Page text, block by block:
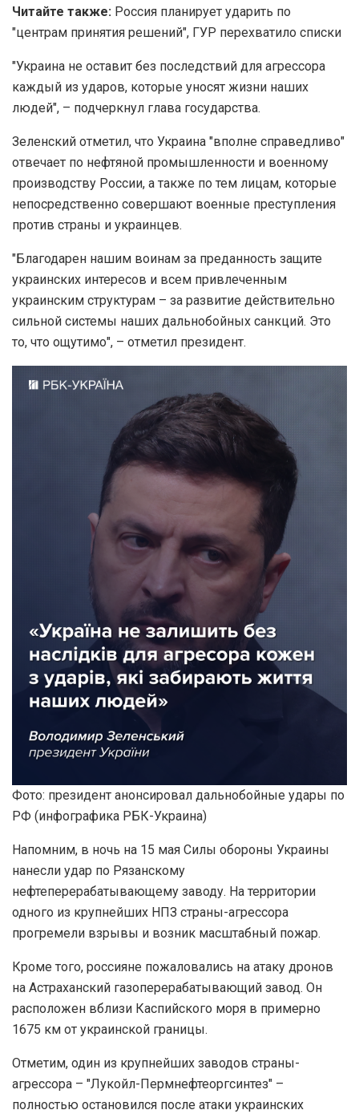
Читайте также: Россия планирует ударить по
"центрам принятия решений", ГУР перехватило списки
"Украина не оставит без последствий для агрессора
каждый из ударов, которые уносят жизни наших
людей", – подчеркнул глава государства.
Зеленский отметил, что Украина "вполне справедливо"
отвечает по нефтяной промышленности и военному
производству России, а также по тем лицам, которые
непосредственно совершают военные преступления
против страны и украинцев.
"Благодарен нашим воинам за преданность защите
украинских интересов и всем привлеченным
украинским структурам – за развитие действительно
сильной системы наших дальнобойных санкций. Это
то, что ощутимо", – отметил президент.
Фото: президент анонсировал дальнобойные удары по
РФ (инфографика РБК-Украина)
Напомним, в ночь на 15 мая Силы обороны Украины
нанесли удар по Рязанскому
нефтеперерабатывающему заводу. На территории
одного из крупнейших НПЗ страны-агрессора
прогремели взрывы и возник масштабный пожар.
Кроме того, россияне пожаловались на атаку дронов
на Астраханский газоперерабатывающий завод. Он
расположен вблизи Каспийского моря в примерно
1675 км от украинской границы.
Отметим, один из крупнейших заводов страны-
агрессора – "Лукойл-Пермнефтеоргсинтез" –
полностью остановился после атаки украинских